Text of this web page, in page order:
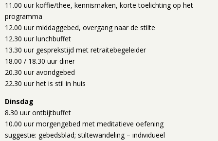
11.00 uur koffie/thee, kennismaken, korte toelichting op het
programma
12.00 uur middaggebed, overgang naar de stilte
12.30 uur lunchbuffet
13.30 uur gesprekstijd met retraitebegeleider
18.00 / 18.30 uur diner
20.30 uur avondgebed
22.30 uur het is stil in huis
Dinsdag
8.30 uur ontbijtbuffet
10.00 uur morgengebed met meditatieve oefening
suggestie: gebedsblad; stiltewandeling – individueel